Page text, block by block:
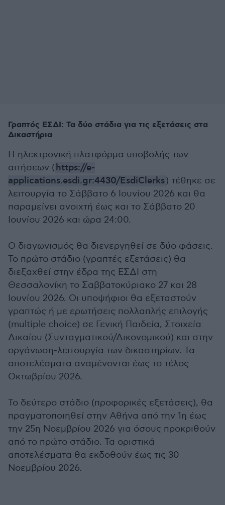
Γραπτός ΕΣΔΙ: Τα δύο στάδια για τις εξετάσεις στα
Δικαστήρια
Η ηλεκτρονική πλατφόρμα υποβολής των
αιτήσεων (https://e-
applications.esdi.gr:4430/EsdiClerks) τέθηκε σε
λειτουργία το Σάββατο 6 Ιουνίου 2026 και θα
παραμείνει ανοιχτή έως και το Σάββατο 20
Ιουνίου 2026 και ώρα 24:00.
Ο διαγωνισμός θα διενεργηθεί σε δύο φάσεις.
Το πρώτο στάδιο (γραπτές εξετάσεις) θα
διεξαχθεί στην έδρα της ΕΣΔΙ στη
Θεσσαλονίκη το Σαββατοκύριακο 27 και 28
Ιουνίου 2026. Οι υποψήφιοι θα εξεταστούν
γραπτώς ή με ερωτήσεις πολλαπλής επιλογής
(multiple choice) σε Γενική Παιδεία, Στοιχεία
Δικαίου (Συνταγματικού/Δικονομικού) και στην
οργάνωση-λειτουργία των δικαστηρίων. Τα
αποτελέσματα αναμένονται έως το τέλος
Οκτωβρίου 2026.
Το δεύτερο στάδιο (προφορικές εξετάσεις), θα
πραγματοποιηθεί στην Αθήνα από την 1η έως
την 25η Νοεμβρίου 2026 για όσους προκριθούν
από το πρώτο στάδιο. Τα οριστικά
αποτελέσματα θα εκδοθούν έως τις 30
Νοεμβρίου 2026.